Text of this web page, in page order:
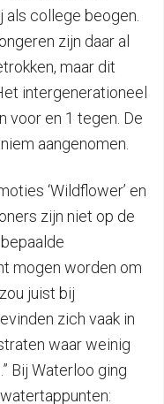
als college beogen.
zijn daar al
maar dit
intergenerationeel
voor en 1 tegen. De
aangenomen.
‘Wildflower’ en
zijn niet op de
mogen worden om
juist bij
zich vaak in
waar weinig
Bij Waterloo ging